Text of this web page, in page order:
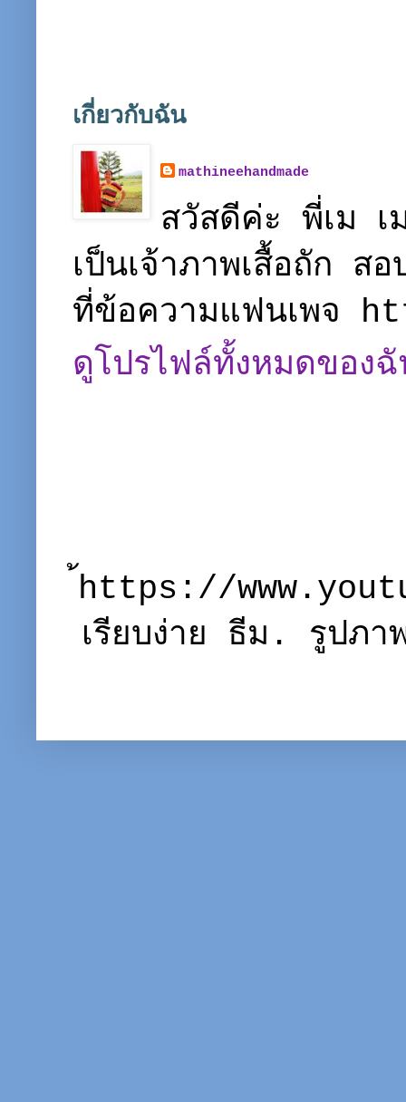
เกี่ยวกับฉัน
mathineehandmade
สวัสดีค่ะ พี่เม
เป็นเจ้าภาพเสื้อถัก ส
ที่ข้อความแฟนเพจ
ดูโปรไฟล์ทั้งหมดของ
https://
เรียบง่าย ธีม. รูปภ